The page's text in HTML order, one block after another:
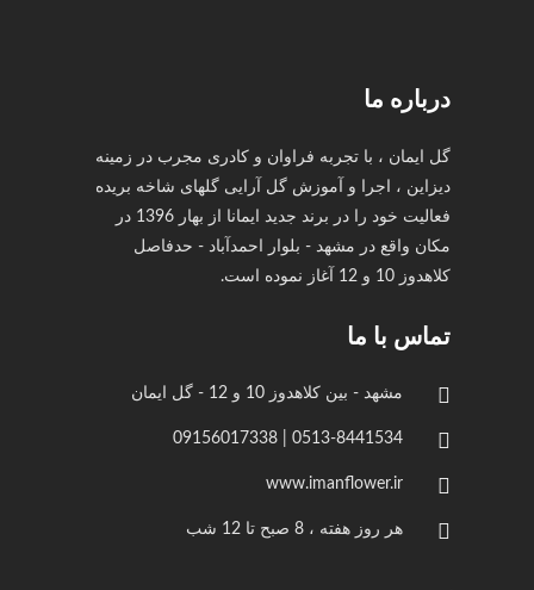
درباره ما
گل ایمان ، با تجربه فراوان و کادری مجرب در زمینه
دیزاین ، اجرا و آموزش گل آرایی گلهای شاخه بریده
فعالیت خود را در برند جدید ایمانا از بهار 1396 در
مکان واقع در مشهد - بلوار احمدآباد - حدفاصل
کلاهدوز 10 و 12 آغاز نموده است.
تماس با ما
مشهد - بین کلاهدوز 10 و 12 - گل ایمان
0513-8441534 | 09156017338
www.imanflower.ir
هر روز هفته ، 8 صبح تا 12 شب